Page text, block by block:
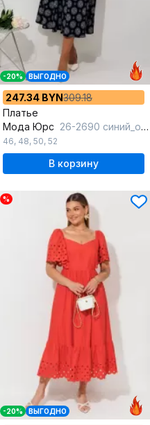
-20% ВЫГОДНО
247.34 BYN309.18
Платье
Мода Юрс 26-2690 синий_орнамент
46, 48, 50, 52
В корзину
%
-20% ВЫГОДНО